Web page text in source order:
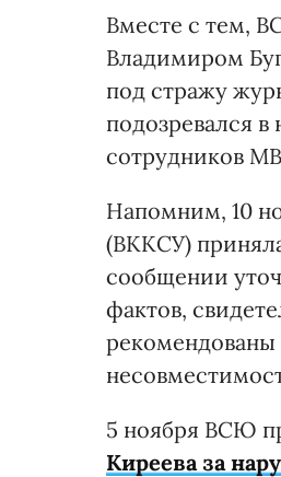
Вместе с тем,
Владимиром
под стражу
подозревался в
сотрудников
Напомним, 10
(ВККСУ)
сообщении
фактов,
рекомендованы
5 ноября ВСЮ
Киреева за